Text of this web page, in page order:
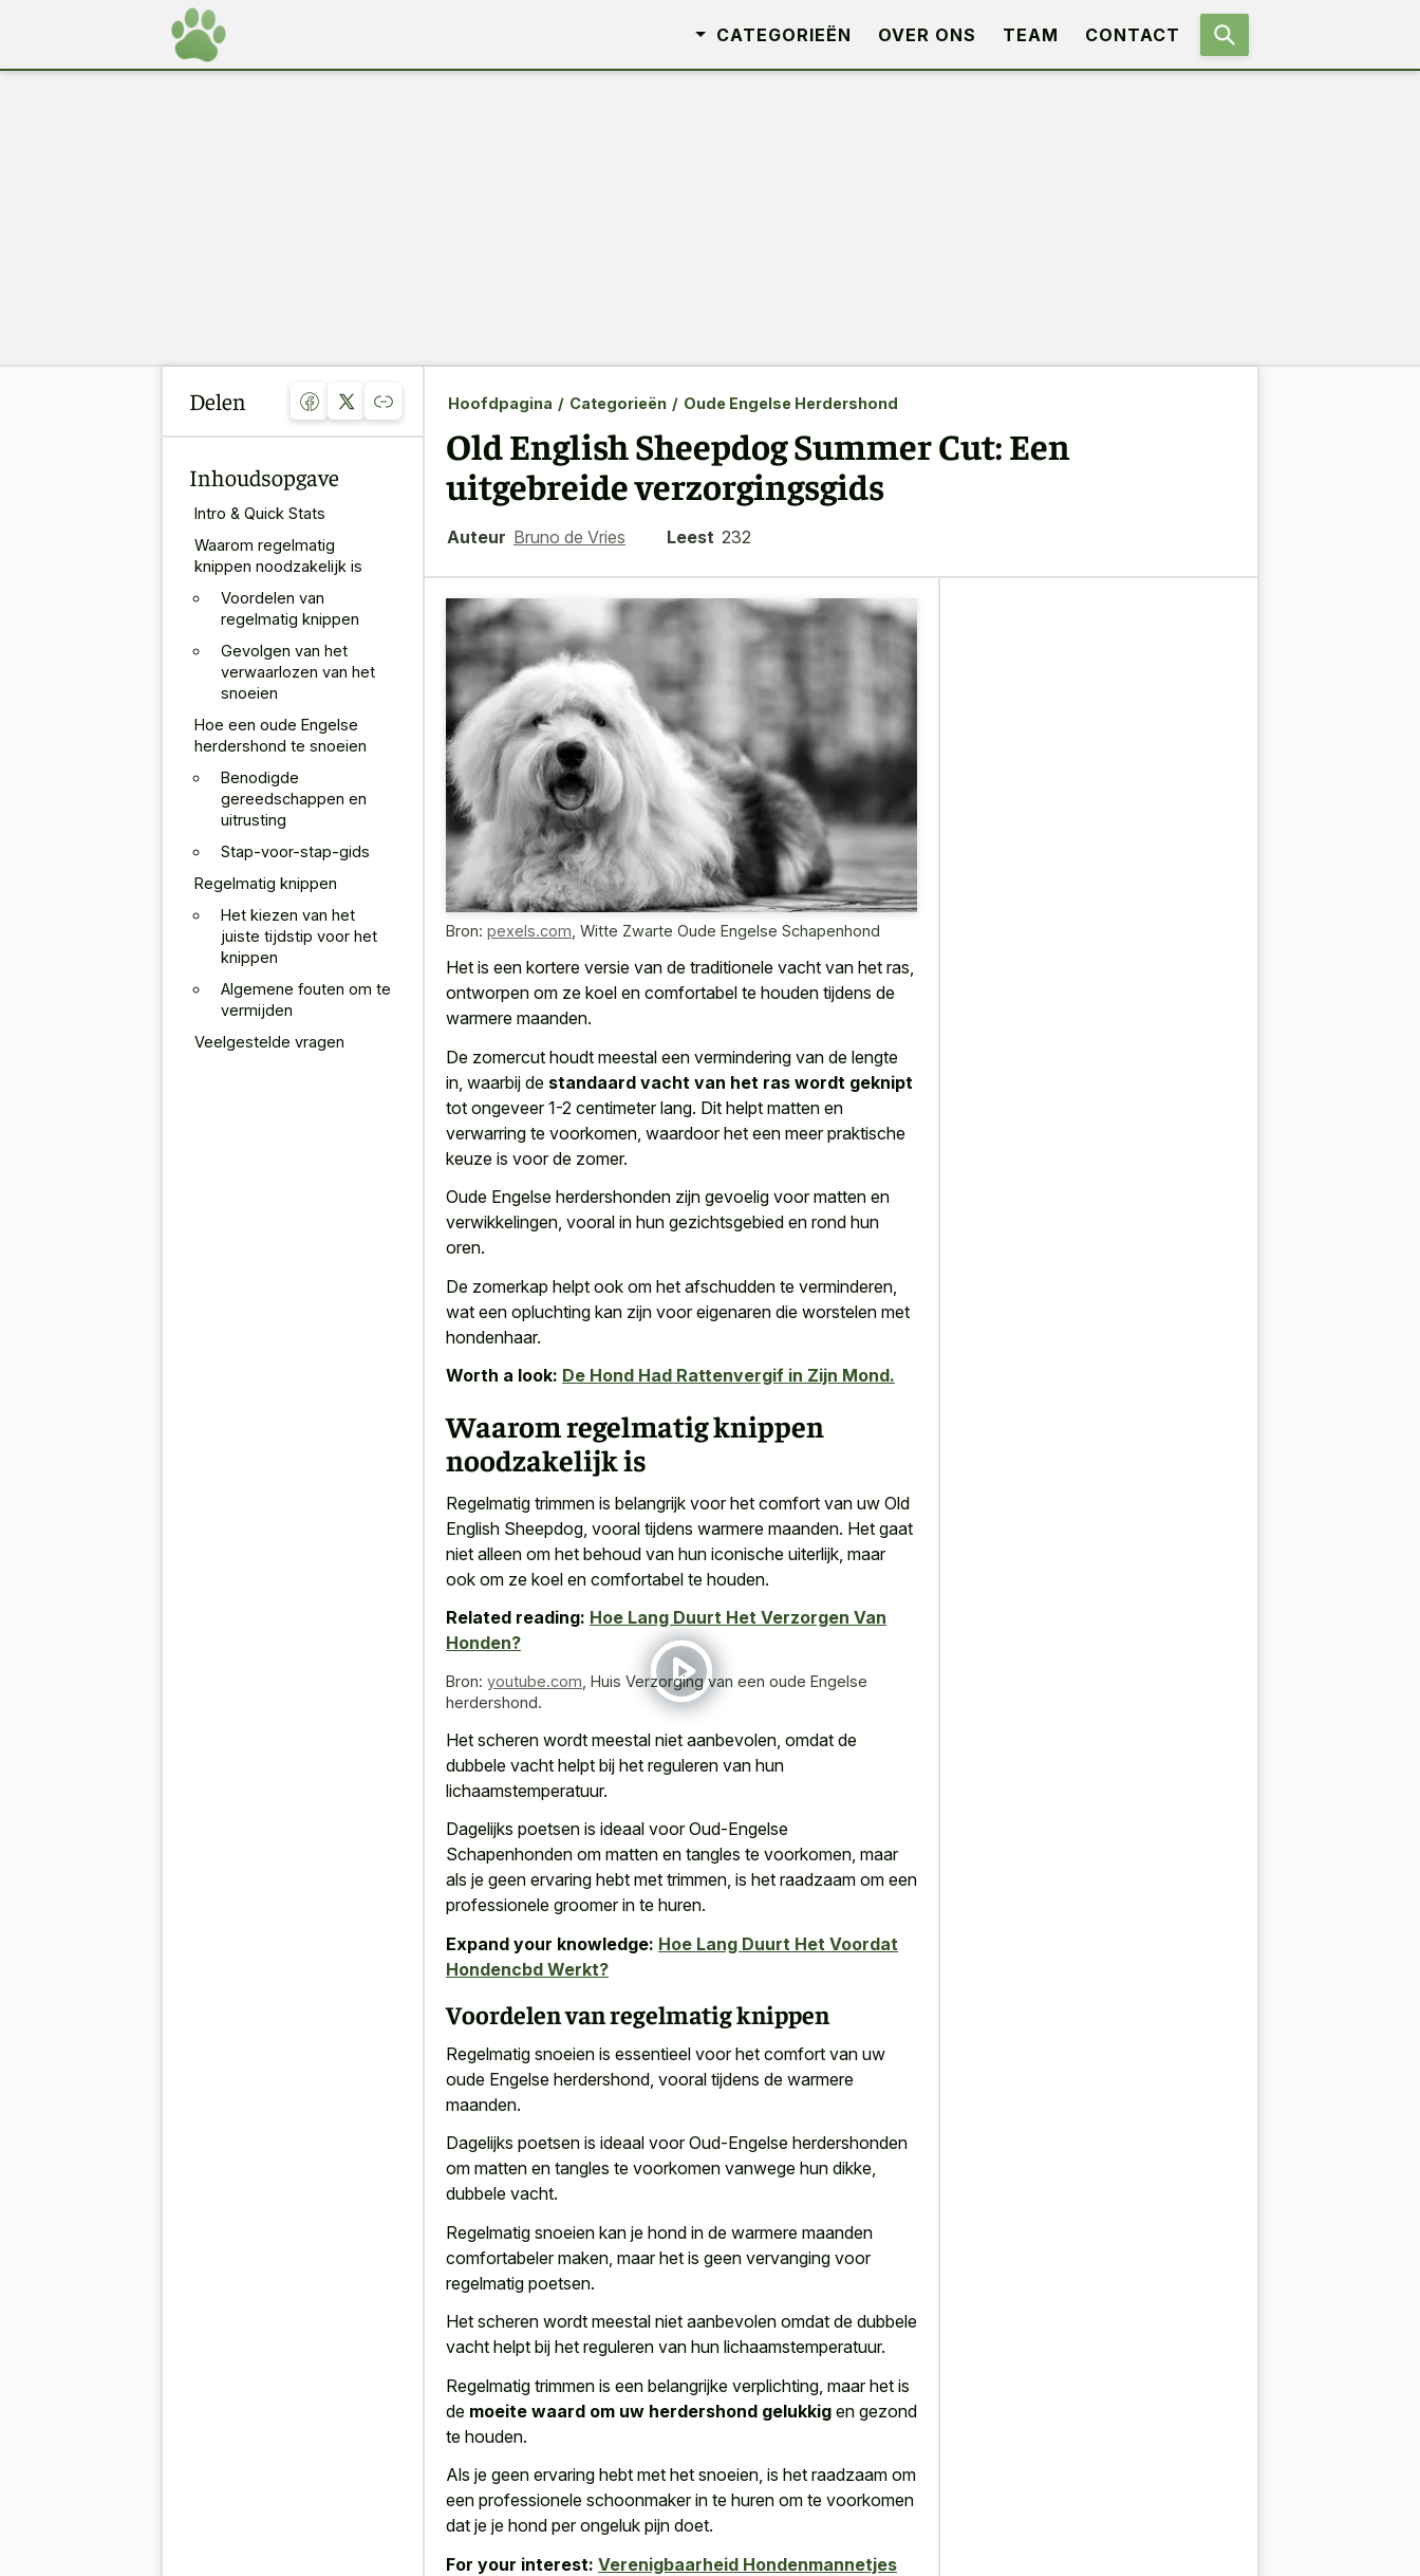
CATEGORIEËN OVER ONS TEAM CONTACT
Delen
Inhoudsopgave
Intro & Quick Stats
Waarom regelmatig
knippen noodzakelijk is
Voordelen van
regelmatig knippen
Gevolgen van het
verwaarlozen van het
snoeien
Hoe een oude Engelse
herdershond te snoeien
Benodigde
gereedschappen en
uitrusting
Stap-voor-stap-gids
Regelmatig knippen
Het kiezen van het
juiste tijdstip voor het
knippen
Algemene fouten om te
vermijden
Veelgestelde vragen
Hoofdpagina / Categorieën / Oude Engelse Herdershond
Old English Sheepdog Summer Cut: Een
uitgebreide verzorgingsgids
Auteur Bruno de Vries Leest 232
Bron: pexels.com Witte Zwarte Oude Engelse Schapenhond
Het is een kortere versie van de traditionele vacht van het ras,
ontworpen om ze koel en comfortabel te houden tijdens de
warmere maanden.
De zomercut houdt meestal een vermindering van de lengte
in, waarbij de standaard vacht van het ras wordt geknipt
tot ongeveer 1-2 centimeter lang. Dit helpt matten en
verwarring te voorkomen, waardoor het een meer praktische
keuze is voor de zomer.
Oude Engelse herdershonden zijn gevoelig voor matten en
verwikkelingen, vooral in hun gezichtsgebied en rond hun
oren.
De zomerkap helpt ook om het afschudden te verminderen,
wat een opluchting kan zijn voor eigenaren die worstelen met
hondenhaar.
Worth a look: De Hond Had Rattenvergif in Zijn Mond.
Waarom regelmatig knippen
noodzakelijk is
Regelmatig trimmen is belangrijk voor het comfort van uw Old
English Sheepdog, vooral tijdens warmere maanden. Het gaat
niet alleen om het behoud van hun iconische uiterlijk, maar
ook om ze koel en comfortabel te houden.
Related reading: Hoe Lang Duurt Het Verzorgen Van
Honden?
Bron: youtube.com Huis Verzorging van een oude Engelse
herdershond.
Het scheren wordt meestal niet aanbevolen, omdat de
dubbele vacht helpt bij het reguleren van hun
lichaamstemperatuur.
Dagelijks poetsen is ideaal voor Oud-Engelse
Schapenhonden om matten en tangles te voorkomen, maar
als je geen ervaring hebt met trimmen, is het raadzaam om een
professionele groomer in te huren.
Expand your knowledge: Hoe Lang Duurt Het Voordat
Hondencbd Werkt?
Voordelen van regelmatig knippen
Regelmatig snoeien is essentieel voor het comfort van uw
oude Engelse herdershond, vooral tijdens de warmere
maanden.
Dagelijks poetsen is ideaal voor Oud-Engelse herdershonden
om matten en tangles te voorkomen vanwege hun dikke,
dubbele vacht.
Regelmatig snoeien kan je hond in de warmere maanden
comfortabeler maken, maar het is geen vervanging voor
regelmatig poetsen.
Het scheren wordt meestal niet aanbevolen omdat de dubbele
vacht helpt bij het reguleren van hun lichaamstemperatuur.
Regelmatig trimmen is een belangrijke verplichting, maar het is
de moeite waard om uw herdershond gelukkig en gezond
te houden.
Als je geen ervaring hebt met het snoeien, is het raadzaam om
een professionele schoonmaker in te huren om te voorkomen
dat je je hond per ongeluk pijn doet.
For your interest: Verenigbaarheid Hondenmannetjes